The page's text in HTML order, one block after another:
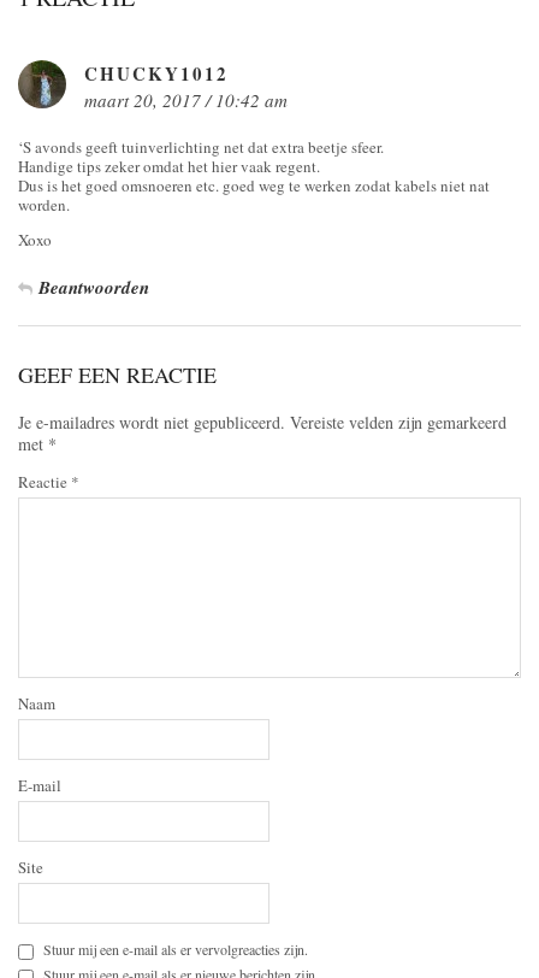
CHUCKY1012
maart 20, 2017 / 10:42 am
‘S avonds geeft tuinverlichting net dat extra beetje sfeer.
Handige tips zeker omdat het hier vaak regent.
Dus is het goed omsnoeren etc. goed weg te werken zodat kabels niet nat
worden.
Xoxo
Beantwoorden
GEEF EEN REACTIE
Je e-mailadres wordt niet gepubliceerd. Vereiste velden zijn gemarkeerd
met *
Reactie *
Naam
E-mail
Site
Stuur mij een e-mail als er vervolgreacties zijn.